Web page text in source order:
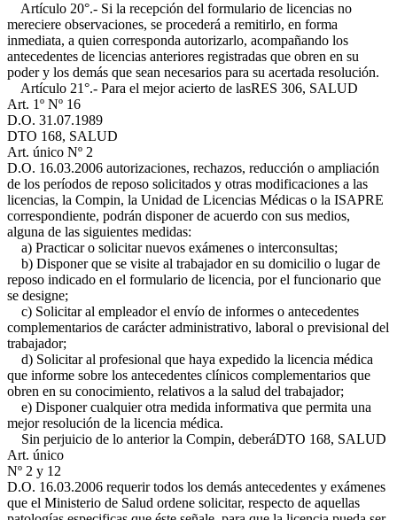
Artículo 20°.- Si la recepción del formulario de licencias no
mereciere observaciones, se procederá a remitirlo, en forma
inmediata, a quien corresponda autorizarlo, acompañando los
antecedentes de licencias anteriores registradas que obren en su
poder y los demás que sean necesarios para su acertada resolución.
Artículo 21°.- Para el mejor acierto de lasRES 306, SALUD
Art. 1º Nº 16
D.O. 31.07.1989
DTO 168, SALUD
Art. único Nº 2
D.O. 16.03.2006 autorizaciones, rechazos, reducción o ampliación
de los períodos de reposo solicitados y otras modificaciones a las
licencias, la Compin, la Unidad de Licencias Médicas o la ISAPRE
correspondiente, podrán disponer de acuerdo con sus medios,
alguna de las siguientes medidas:
a) Practicar o solicitar nuevos exámenes o interconsultas;
b) Disponer que se visite al trabajador en su domicilio o lugar de
reposo indicado en el formulario de licencia, por el funcionario que
se designe;
c) Solicitar al empleador el envío de informes o antecedentes
complementarios de carácter administrativo, laboral o previsional del
trabajador;
d) Solicitar al profesional que haya expedido la licencia médica
que informe sobre los antecedentes clínicos complementarios que
obren en su conocimiento, relativos a la salud del trabajador;
e) Disponer cualquier otra medida informativa que permita una
mejor resolución de la licencia médica.
Sin perjuicio de lo anterior la Compin, deberáDTO 168, SALUD
Art. único
Nº 2 y 12
D.O. 16.03.2006 requerir todos los demás antecedentes y exámenes
que el Ministerio de Salud ordene solicitar, respecto de aquellas